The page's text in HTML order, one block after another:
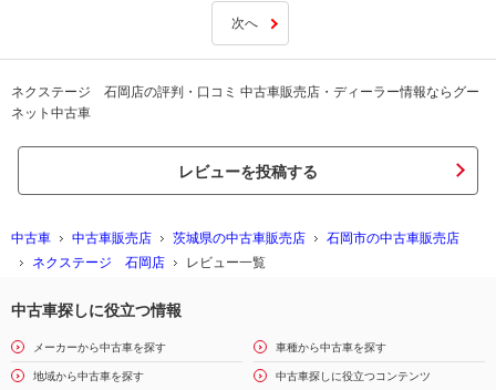
次へ
ネクステージ 石岡店の評判・口コミ 中古車販売店・ディーラー情報ならグー
ネット中古車
レビューを投稿する
中古車 中古車販売店 茨城県の中古車販売店
石岡市の中古車販売店
ネクステージ 石岡店
レビュー一覧
中古車探しに役立つ情報
メーカーから中古車を探す 車種から中古車を探す
地域から中古車を探す 中古車探しに役立つコンテンツ